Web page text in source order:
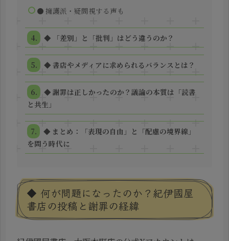
● 擁護派・疑問視する声も
◆ 「差別」と「批判」はどう違うのか？
◆ 書店やメディアに求められるバランスとは？
◆ 謝罪は正しかったのか？議論の本質は「読書
と共生」
◆ まとめ：「表現の自由」と「配慮の境界線」
を問う時代に
◆ 何が問題になったのか？紀伊國屋
書店の投稿と謝罪の経緯